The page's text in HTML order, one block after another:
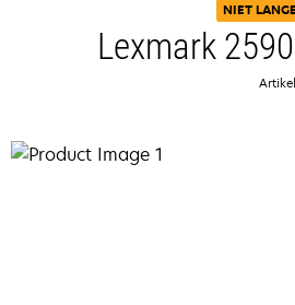
NIET
Lexmark